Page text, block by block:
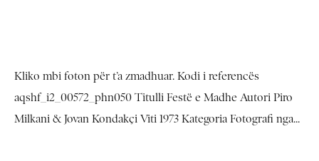
Kliko mbi foton për t’a zmadhuar. Kodi i referencës
aqshf_i2_00572_phn050 Titulli Festë e Madhe Autori Piro
Milkani & Jovan Kondakçi Viti 1973 Kategoria Fotografi nga...